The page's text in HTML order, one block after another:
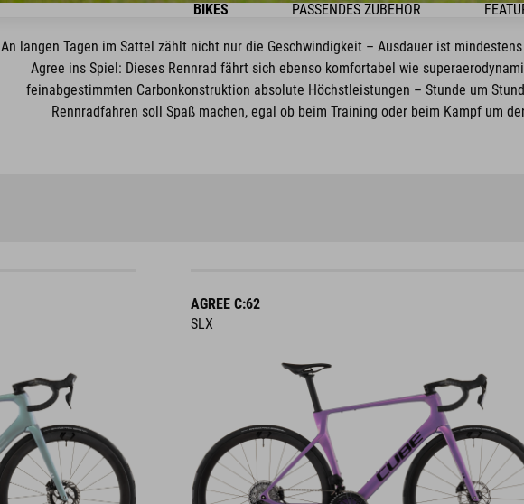
BIKES PASSENDES ZUBEHÖR
An langen Tagen im Sattel zählt nicht nur die Geschwindigkeit – Ausdauer ist
Agree ins Spiel: Dieses Rennrad fährt sich ebenso komfortabel wie
feinabgestimmten Carbonkonstruktion absolute Höchstleistungen – Stunde um
Rennradfahren soll Spaß machen, egal ob beim Training oder beim Kampf um
AGREE C:62
SLX